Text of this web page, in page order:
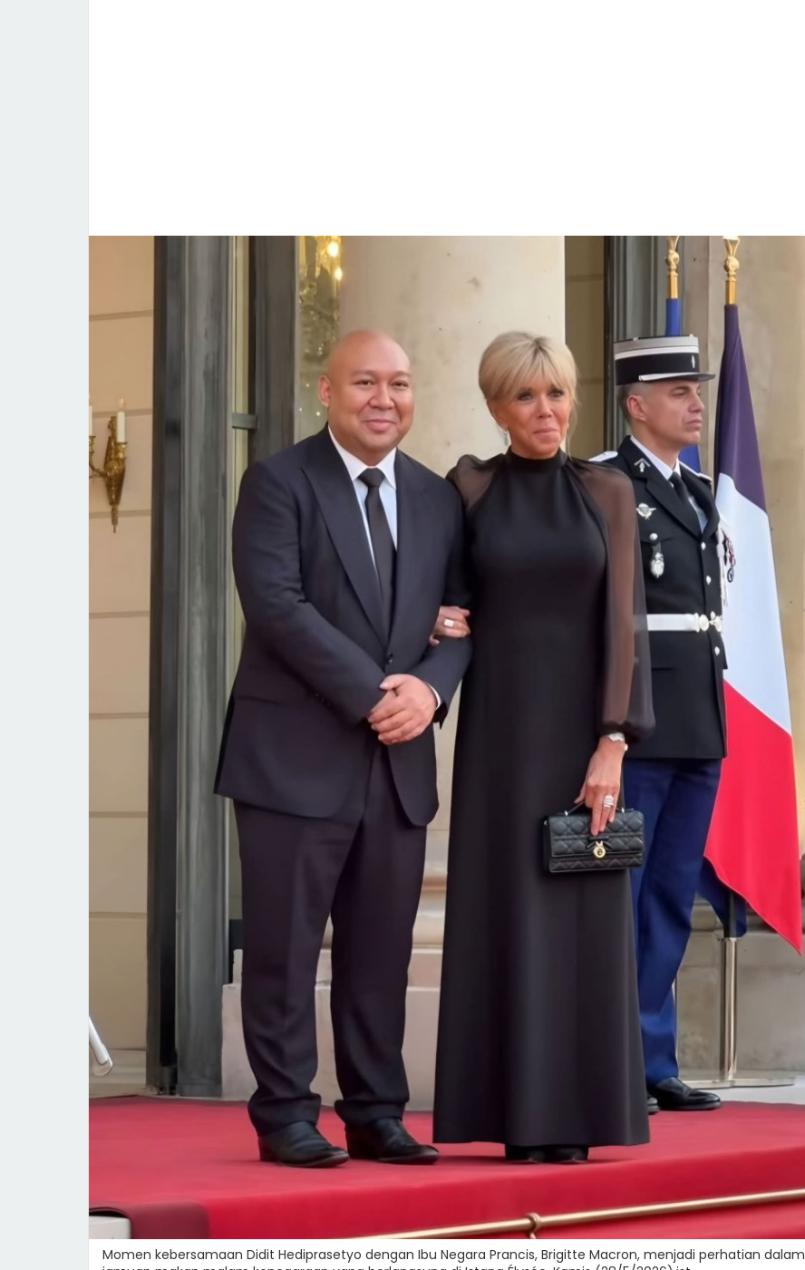
Momen kebersamaan Didit Hediprasetyo dengan Ibu Negara Prancis, Brigitte Macron, menjadi perhatian dalam